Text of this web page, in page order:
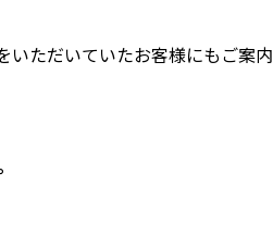
いただいていたお客様にもご案内